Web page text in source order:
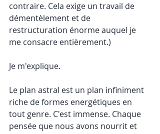
contraire. Cela exige un travail de
démentèlement et de
restructuration énorme auquel je
me consacre entièrement.)
Je m'explique.
Le plan astral est un plan infiniment
riche de formes energétiques en
tout genre. C'est immense. Chaque
pensée que nous avons nourrit et